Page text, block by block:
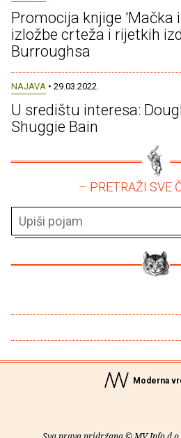
Promocija knjige 'Mačka
izložbe crteža i rijetkih
Burroughsa
NAJAVA • 29.03.2022.
U središtu interesa:
Shuggie Bain
– PRETRAŽI SVE
Moderna